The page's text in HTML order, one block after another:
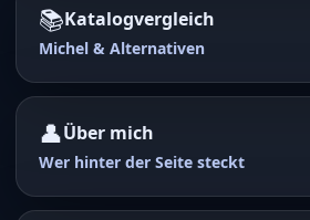
📚Katalogvergleich
Michel & Alternativen
👤Über mich
Wer hinter der Seite steckt